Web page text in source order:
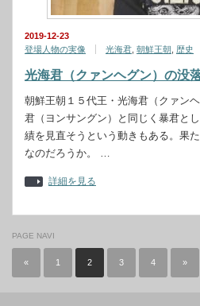
2019-12-23
登場人物の実像
光海君 朝鮮王朝 歴史
光海君（クァンヘグン）の没
朝鮮王朝１５代王・光海君（クァン
君（ヨンサングン）と同じく暴君と
績を見直そうという動きもある。果
なのだろうか。 …
詳細を見る
PAGE NAVI
« 1 2 3 4 »